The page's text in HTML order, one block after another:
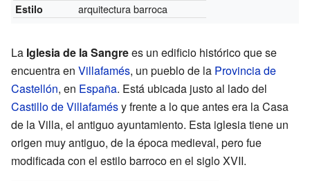
Estilo arquitectura barroca
La Iglesia de la Sangrees un edificio histórico que se
encuentra en Villafamés, un pueblo de la Provincia de
Castellón, en España. Está ubicada justo al lado del
Castillo de Villafamésy frente a lo que antes era la Casa
de la Villa, el antiguo ayuntamiento. Esta iglesia tiene un
origen muy antiguo, de la época medieval, pero fue
modificada con el estilo barroco en el siglo XVII.